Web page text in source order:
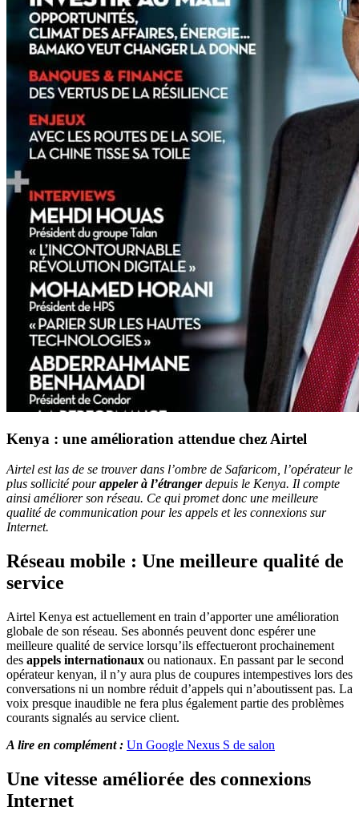
Kenya : une amélioration attendue chez Airtel
Airtel est las de se trouver dans l’ombre de Safaricom, l’opérateur le
plus sollicité pourappeler à l’étrangerdepuis le Kenya. Il compte
ainsi améliorer son réseau. Ce qui promet donc une meilleure
qualité de communication pour les appels et les connexions sur
Internet.
Réseau mobile : Une meilleure qualité de
service
Airtel Kenya est actuellement en train d’apporter une amélioration
globale de son réseau. Ses abonnés peuvent donc espérer une
meilleure qualité de service lorsqu’ils effectueront prochainement
des appels internationaux ou nationaux. En passant par le second
opérateur kenyan, il n’y aura plus de coupures intempestives lors des
conversations ni un nombre réduit d’appels qui n’aboutissent pas. La
voix presque inaudible ne fera plus également partie des problèmes
courants signalés au service client.
A lire en complément : Un Google Nexus S de salon
Une vitesse améliorée des connexions
Internet